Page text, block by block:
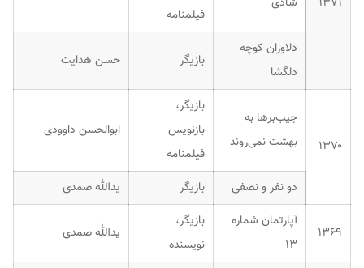
فیلمنامه
دلاوران کوچه
دلگشا
بازیگر حسن هدایت
۱۳۷۰
جیب‌برها به
بهشت نمی‌روند
بازیگر،
بازنویس
فیلمنامه
ابوالحسن داوودی
دو نفر و نصفی بازیگر یدالله صمدی
۱۳۶۹
آپارتمان شماره
۱۳
بازیگر،
نویسنده
یدالله صمدی